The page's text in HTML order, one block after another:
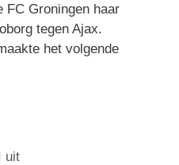
FC Groningen haar
tegen Ajax.
het volgende
uit